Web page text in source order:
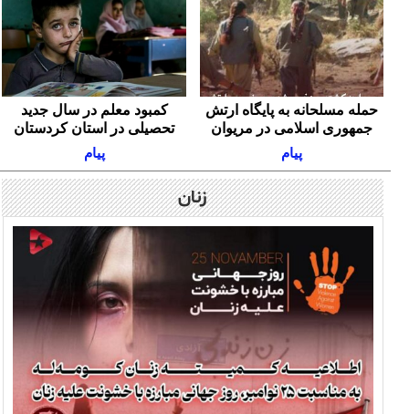
حمله مسلحانه به پایگاه ارتش
جمهوری اسلامی در مریوان
پیام
کمبود معلم در سال جدید
تحصیلی در استان کردستان
پیام
زنان